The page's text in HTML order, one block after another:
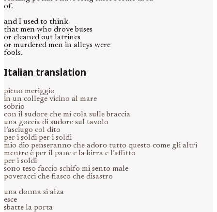
of.
and I used to think
that men who drove buses
or cleaned out latrines
or murdered men in alleys were
fools.
Italian translation
pieno meriggio
in un college vicino al mare
sobrio
con il sudore che mi cola sulle braccia
una goccia di sudore sul tavolo
l’asciugo col dito
per i soldi per i soldi
mio dio penseranno che adoro tutto questo come gli altri
mentre è per il pane e la birra e l’affitto
per i soldi
sono teso faccio schifo mi sento male
poveracci che fiasco che disastro
una donna si alza
esce
sbatte la porta